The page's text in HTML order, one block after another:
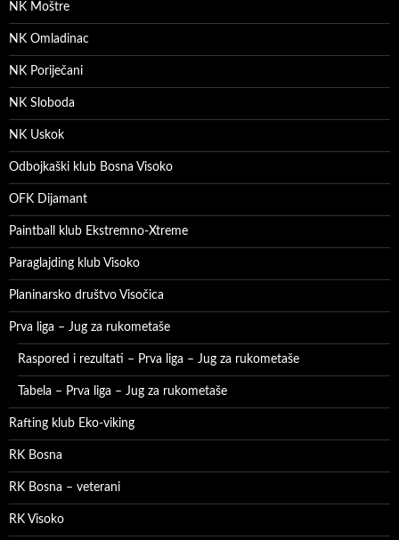
NK Moštre
NK Omladinac
NK Poriječani
NK Sloboda
NK Uskok
Odbojkaški klub Bosna Visoko
OFK Dijamant
Paintball klub Ekstremno-Xtreme
Paraglajding klub Visoko
Planinarsko društvo Visočica
Prva liga – Jug za rukometaše
Raspored i rezultati – Prva liga – Jug za rukometaše
Tabela – Prva liga – Jug za rukometaše
Rafting klub Eko-viking
RK Bosna
RK Bosna – veterani
RK Visoko